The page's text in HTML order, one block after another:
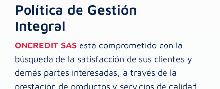
Política de Gestión
Integral
ONCREDIT SAS está comprometido con la
búsqueda de la satisfacción de sus clientes y
demás partes interesadas, a través de la
prestación de productos y servicios de calidad,